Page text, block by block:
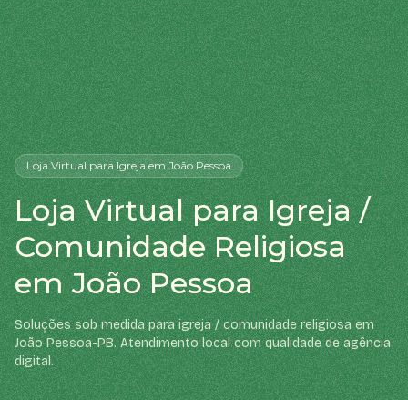
Loja Virtual para Igrejaem João Pessoa
Loja Virtual para Igreja /
Comunidade Religiosa
em João Pessoa
Soluções sob medida para igreja / comunidade religiosa em
João Pessoa-PB. Atendimento local com qualidade de agência
digital.